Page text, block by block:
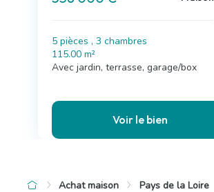
5 pièces , 3 chambres
115.00 m²
Avec jardin, terrasse, garage/box
Voir le bien
Achat maison Pays de la Loire